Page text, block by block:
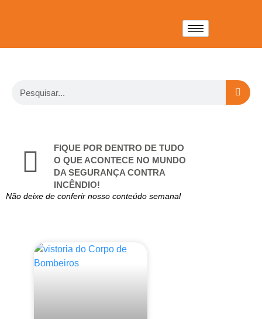
FIQUE POR DENTRO DE TUDO
O QUE ACONTECE NO MUNDO
DA SEGURANÇA CONTRA
INCÊNDIO!
Não deixe de conferir nosso conteúdo semanal